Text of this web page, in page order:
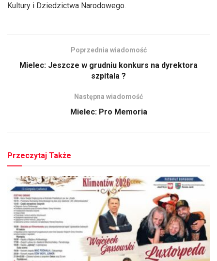
Kultury i Dziedzictwa Narodowego.
Poprzednia wiadomość
Mielec: Jeszcze w grudniu konkurs na dyrektora
szpitala ?
Następna wiadomość
Mielec: Pro Memoria
Przeczytaj Także